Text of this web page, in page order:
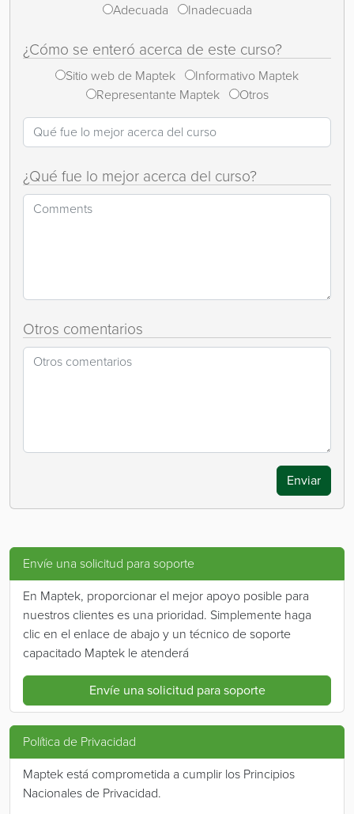
Adecuada Inadecuada
¿Cómo se enteró acerca de este curso?
Sitio web de Maptek
Informativo Maptek
Representante Maptek
Otros
¿Qué fue lo mejor acerca del curso?
Otros comentarios
Enviar
Envíe una solicitud para soporte
En Maptek, proporcionar el mejor apoyo posible para
nuestros clientes es una prioridad. Simplemente haga
clic en el enlace de abajo y un técnico de soporte
capacitado Maptek le atenderá
Envíe una solicitud para soporte
Política de Privacidad
Maptek está comprometida a cumplir los Principios
Nacionales de Privacidad.